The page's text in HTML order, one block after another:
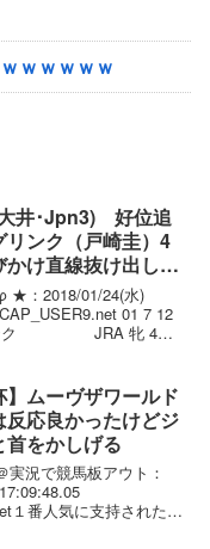
ｗｗｗｗｗ
井･Jpn3) 好位追
リンク（戸崎圭）4
け直線抜け出し完
覇
★：2018/01/24(水)
01 7 12
ンク JRA 牝 4
】ムーヴザワールド
反応良かったけどジ
首をかしげる
実況で競馬板アウト：
１番人気に支持されたム